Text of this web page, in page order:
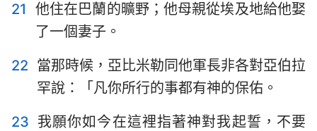
29
30
43
44 45 46 47 48
49
21
他住在巴蘭的曠野；他母親從埃及地給他娶
了一個妻子。
22 當那時候，亞比米勒同他軍長非各對亞伯拉
罕說：「凡你所行的事都有神的保佑。
23 我願你如今在這裡指著神對我起誓，不要